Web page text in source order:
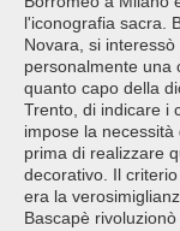
l'iconografia sacra.
Novara, si
personalmente una
quanto capo della
Trento, di indicare i
impose la
prima di realizzare
decorativo. Il
era la
Bascapè